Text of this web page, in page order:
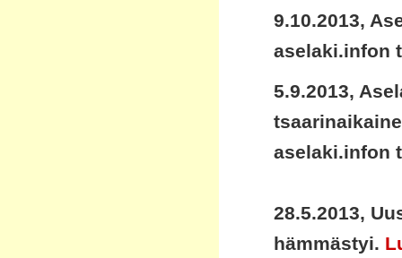
9.10.2013,
aselaki.infon
5.9.2013,
aselaki.infon
28.5.2013,
hämmästyi.